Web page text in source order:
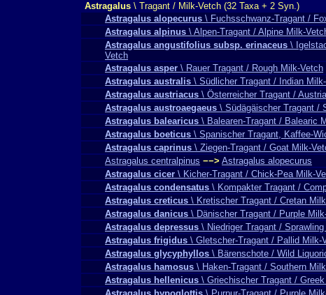
Astragalus \ Tragant / Milk-Vetch (32 Taxa + 2 Syn.)
Astragalus alopecurus \ Fuchsschwanz-Tragant /
Astragalus alpinus \ Alpen-Tragant / Alpine Milk-
Astragalus angustifolius subsp. erinaceus \
Vetch
Astragalus asper \ Rauer Tragant / Rough Milk-Vetch
Astragalus australis \ Südlicher Tragant / Indian
Astragalus austriacus \ Österreicher Tragant /
Astragalus austroaegaeus \ Südägäischer Tragant /
Astragalus balearicus \ Balearen-Tragant / Balearic
Astragalus boeticus \ Spanischer Tragant, Kaffee-
Astragalus caprinus \ Ziegen-Tragant / Goat Milk-
Astragalus centralpinus −−> Astragalus alopecurus
Astragalus cicer \ Kicher-Tragant / Chick-Pea Milk-
Astragalus condensatus \ Kompakter Tragant /
Astragalus creticus \ Kretischer Tragant / Cretan
Astragalus danicus \ Dänischer Tragant / Purple
Astragalus depressus \ Niedriger Tragant /
Astragalus frigidus \ Gletscher-Tragant / Pallid Milk-
Astragalus glycyphyllos \ Bärenschote / Wild
Astragalus hamosus \ Haken-Tragant / Southern
Astragalus hellenicus \ Griechischer Tragant /